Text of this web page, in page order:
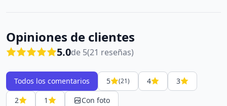
Opiniones de clientes
5.0de 5(21 reseñas)
Todos los comentarios 5 (21) 4
3
2
1 Con foto